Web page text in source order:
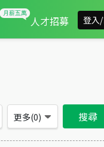
人才招募 登入
宜蘭縣羅東鎮買房：
更多(0) 搜尋